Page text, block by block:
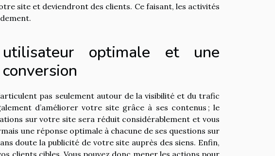
site et deviendront des clients. Ce faisant, les activités
optimale et une
pas seulement autour de la visibilité et du trafic
d’améliorer votre site grâce à ses contenus ; le
sur votre site sera réduit considérablement et vous
une réponse optimale à chacune de ses questions sur
doute la publicité de votre site auprès des siens. Enfin,
clients cibles. Vous pouvez donc mener les actions pour